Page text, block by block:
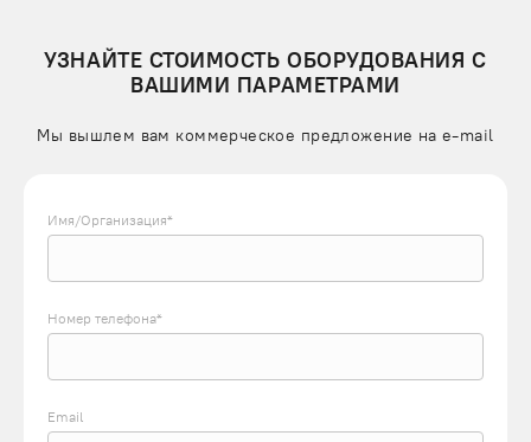
УЗНАЙТЕ СТОИМОСТЬ ОБОРУДОВАНИЯ С
ВАШИМИ ПАРАМЕТРАМИ
Мы вышлем вам коммерческое предложение на e-mail
Имя/Организация*
Номер телефона*
Email